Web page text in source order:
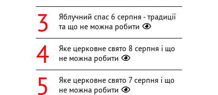
Яблучний спас 6 серпня - традиції
та що не можна робити
Яке церковне свято 8 серпня і що
не можна робити
Яке церковне свято 7 серпня і що
не можна робити